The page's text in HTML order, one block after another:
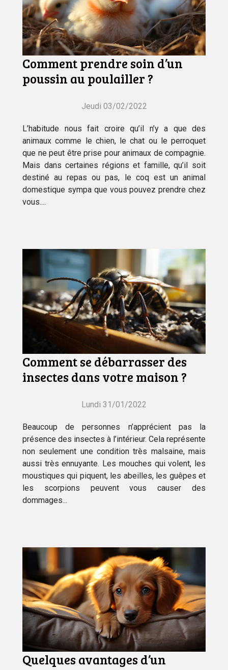
Comment prendre soin d’un
poussin au poulailler ?
Jeudi 03/02/2022
L’habitude nous fait croire qu’il n’y a que des
animaux comme le chien, le chat ou le perroquet
que ne peut être prise pour animaux de compagnie.
Mais dans certaines régions et famille, qu’il soit
destiné au repas ou pas, le coq est un animal
domestique sympa que vous pouvez prendre chez
vous....
Comment se débarrasser des
insectes dans votre maison ?
Lundi 31/01/2022
Beaucoup de personnes n’apprécient pas la
présence des insectes à l’intérieur. Cela représente
non seulement une condition très malsaine, mais
aussi très ennuyante. Les mouches qui volent, les
moustiques qui piquent, les abeilles, les guêpes et
les scorpions peuvent vous causer des
dommages...
Quelques avantages d’un